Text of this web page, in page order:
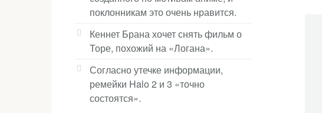
поклонникам это очень нравится.
Кеннет Брана хочет снять фильм о
Торе, похожий на «Логана».
Согласно утечке информации,
ремейки Halo 2 и 3 «точно
состоятся».